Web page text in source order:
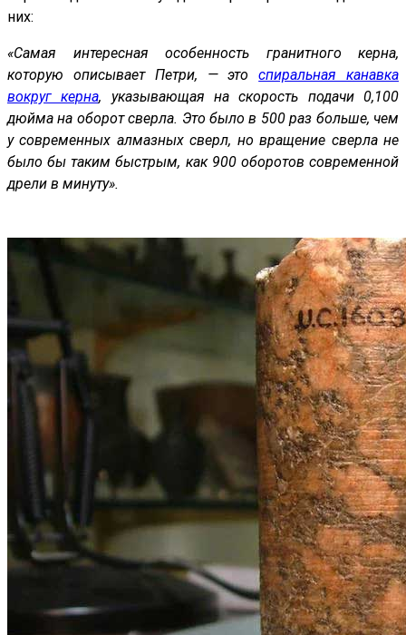
них:
«Самая интересная особенность гранитного керна,
которую описывает Петри, — этоспиральная канавка
вокруг керна, указывающая на скорость подачи 0,100
дюйма на оборот сверла. Это было в 500 раз больше, чем
у современных алмазных сверл, но вращение сверла не
было бы таким быстрым, как 900 оборотов современной
дрели в минуту».